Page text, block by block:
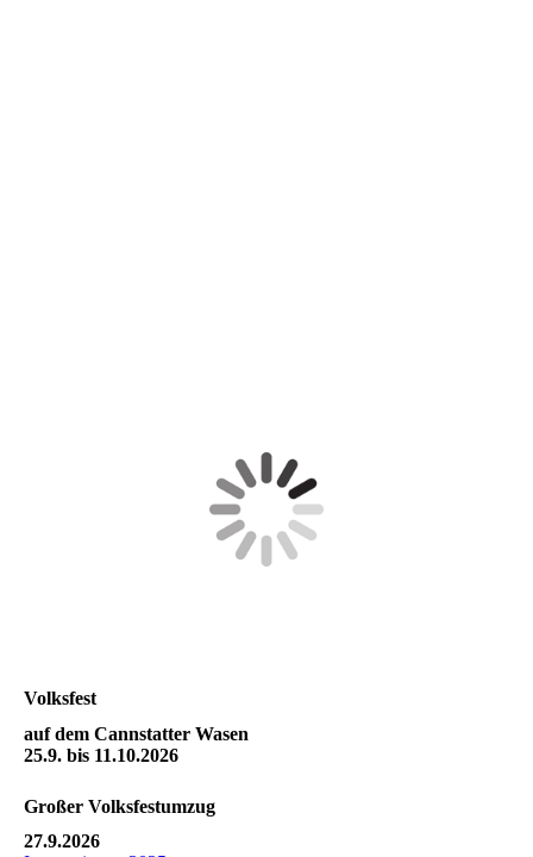
Volksfest
auf dem Cannstatter Wasen
25.9. bis 11.10.2026
Großer Volksfestumzug
27.9.2026